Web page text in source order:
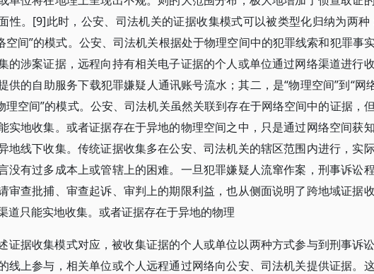
性。[9]此时，公安、司法机关的证据收集模式可以被类型化归纳为两种
空间”的模式。公安、司法机关根据处于物理空间中的犯罪线索和犯罪事
的涉案证据，远程向持有相关电子证据的个人或单位通过网络渠道进行
供的自助服务下载犯罪嫌疑人通讯账号流水；其二，是“物理空间”到“网
理空间”的模式。公安、司法机关虽然关联到存在于网络空间中的证据，
实地收集。或者证据存在于异地的物理空间之中，只是通过网络空间获
地线下收集。传统证据收集多在公安、司法机关的辖区范围内进行，实
没有过多成本上或管辖上的困难。一旦犯罪嫌疑人流窜作案，刑事诉讼
审查批捕、审查起诉、审判上的期限利益，也从侧面说明了跨地域证据
道只能实地收集。或者证据存在于异地的物理
证据收集模式对应，被收集证据的个人或单位以两种方式参与到刑事诉
线上参与，相关单位或个人远程通过网络向公安、司法机关提供证据。